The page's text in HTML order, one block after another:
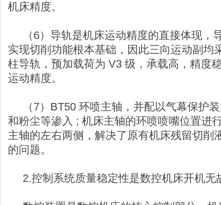
机床精度。
（6）导轨是机床运动精度的直接体现，
实现切削功能根本基础，因此三向运动副均
柱导轨，预加载荷为 V3 级，承载高，精度
运动精度。
（7）BT50 环喷主轴，并配以气幕保护
和粉尘等渗入 ; 机床主轴的环喷喷嘴位置进
主轴的左右两侧，解决了原有机床残留切削
的问题。
2.控制系统质量稳定性是数控机床开机无